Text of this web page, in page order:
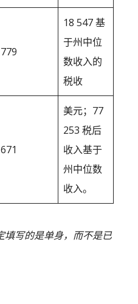
18 547 基
于州中位
数收入的
税收
美元；77
253 税后
收入基于
州中位数
收入。
写的是单身，而不是已